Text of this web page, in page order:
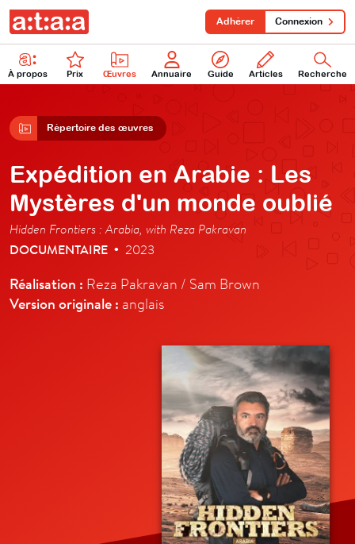
À propos Prix Œuvres Annuaire Guide Articles Recherche
Adhérer Connexion
Répertoire des œuvres
Expédition en Arabie : Les
Mystères d'un monde oublié
Hidden Frontiers : Arabia, with Reza Pakravan
DOCUMENTAIRE • 2023
Réalisation : Reza Pakravan / Sam Brown
Version originale : anglais